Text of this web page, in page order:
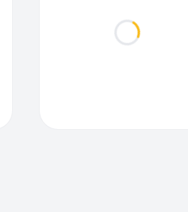
Loading...